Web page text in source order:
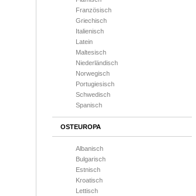
Französisch
Griechisch
Italienisch
Latein
Maltesisch
Niederländisch
Norwegisch
Portugiesisch
Schwedisch
Spanisch
OSTEUROPA
Albanisch
Bulgarisch
Estnisch
Kroatisch
Lettisch